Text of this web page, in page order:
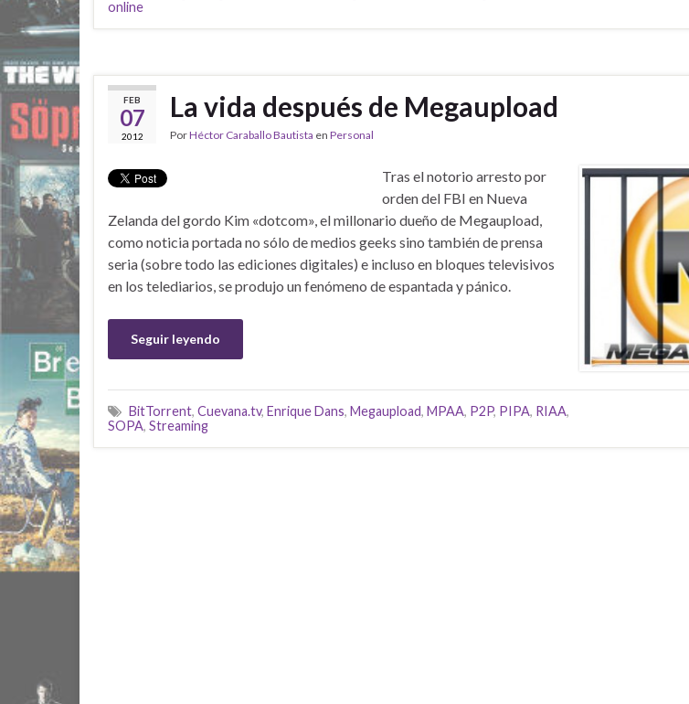
online
FEB
07
2012
La vida después de Megaupload
PorHéctor Caraballo Bautista en Personal
Tras el notorio arresto por
orden del FBI en Nueva
Zelanda del gordo Kim «dotcom», el millonario dueño de Megaupload,
como noticia portada no sólo de medios geeks sino también de prensa
seria (sobre todo las ediciones digitales) e incluso en bloques televisivos
en los telediarios, se produjo un fenómeno de espantada y pánico.
Seguir leyendo
BitTorrent, Cuevana.tv, Enrique Dans, Megaupload, MPAA, P2P, PIPA, RIAA,
SOPA, Streaming